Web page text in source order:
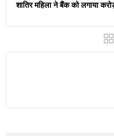
शातिर महिला ने बैंक को लगाया